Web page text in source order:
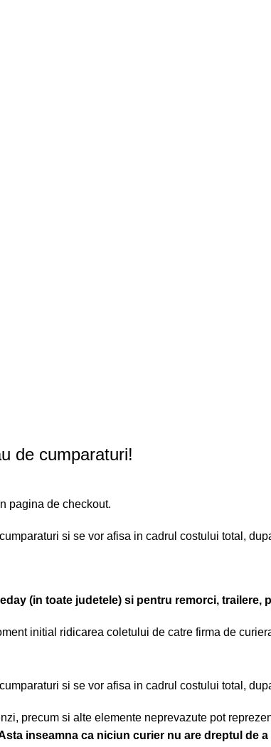
de cumparaturi!
pagina de checkout.
si se vor afisa in cadrul costului total,
(in toate judetele) si pentru remorci, trailere,
initial ridicarea coletului de catre firma de
si se vor afisa in cadrul costului total,
precum si alte elemente neprevazute pot
inseamna ca niciun curier nu are dreptul de